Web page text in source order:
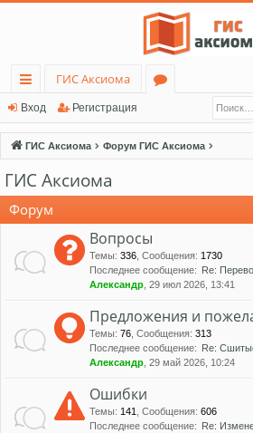
с
ы
лк
и
ГИС Аксиома
ру
м
Вход Регистрация
ГИС Аксиома Форум ГИС Аксиома
ГИС Аксиома
Форум
Вопросы
Темы: 336 Сообщения: 1730
Последнее сообщение: Re:
Александр , 29 июл 2026, 13:41
Предложения и
Темы: 76 Сообщения: 313
Последнее сообщение: Re:
Александр , 29 май 2026, 10:24
Ошибки
Темы: 141 Сообщения: 606
Последнее сообщение: Re: